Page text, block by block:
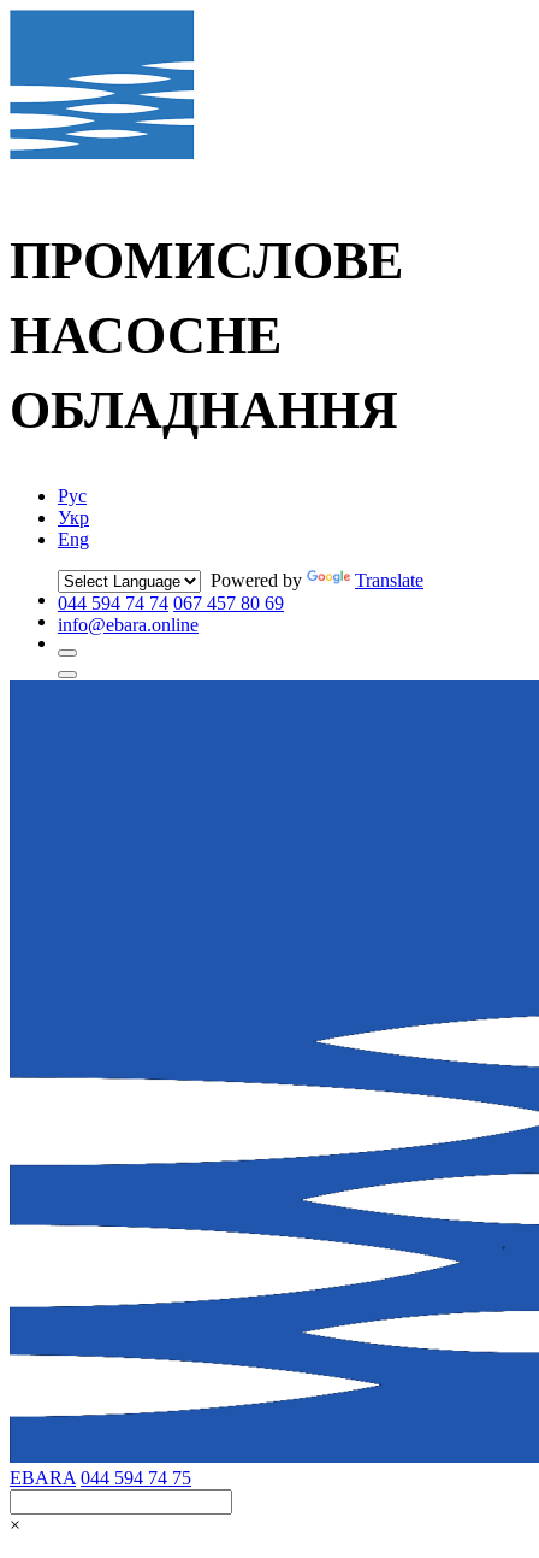
ПРОМИСЛОВЕ
НАСОСНЕ
ОБЛАДНАННЯ
Рус
Укр
Eng
Powered by
Translate
044 594 74 74 067 457 80 69
info@ebara.online
EBARA 044 594 74 75
×